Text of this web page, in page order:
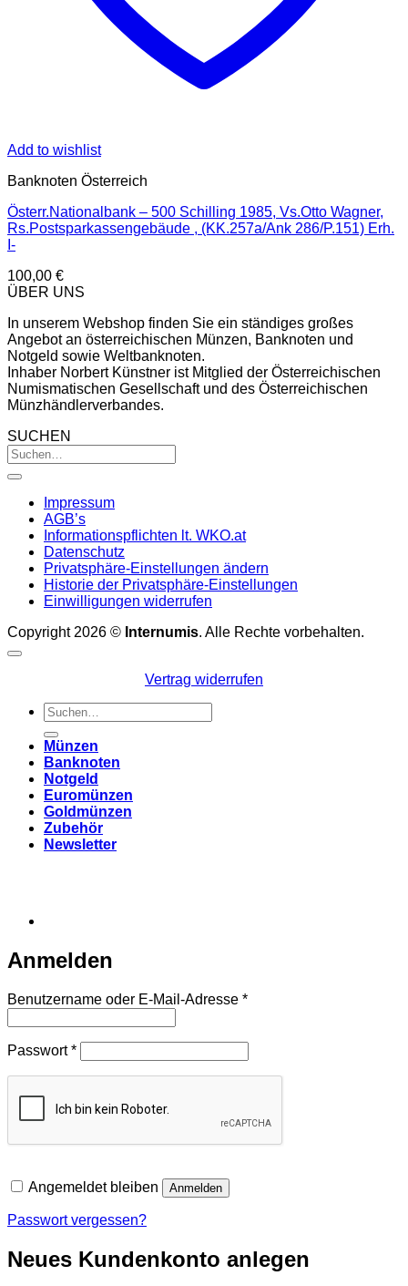
Add to wishlist
Banknoten Österreich
Österr.Nationalbank – 500 Schilling 1985, Vs.Otto Wagner,
Rs.Postsparkassengebäude , (KK.257a/Ank 286/P.151) Erh.
I-
100,00 €
ÜBER UNS
In unserem Webshop finden Sie ein ständiges großes
Angebot an österreichischen Münzen, Banknoten und
Notgeld sowie Weltbanknoten.
Inhaber Norbert Künstner ist Mitglied der Österreichischen
Numismatischen Gesellschaft und des Österreichischen
Münzhändlerverbandes.
SUCHEN
Impressum
AGB’s
Informationspflichten lt. WKO.at
Datenschutz
Privatsphäre-Einstellungen ändern
Historie der Privatsphäre-Einstellungen
Einwilligungen widerrufen
Copyright 2026 © Internumis. Alle Rechte vorbehalten.
Vertrag widerrufen
Suchen
nach:
Münzen
Banknoten
Notgeld
Euromünzen
Goldmünzen
Zubehör
Newsletter
Anmelden
Benutzername oder E-Mail-Adresse *Erforderlich
Passwort*Erforderlich
Angemeldet bleiben Anmelden
Passwort vergessen?
Neues Kundenkonto anlegen